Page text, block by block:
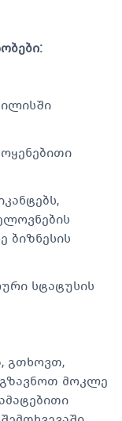
ბიზნესის
სტატუსის
გთხოვთ,
მოკლე